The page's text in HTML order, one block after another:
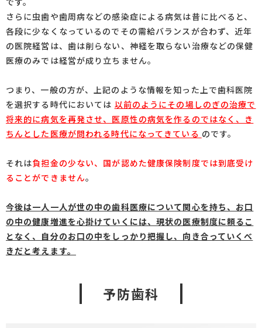
さらに虫歯や歯周病などの感染症による病気は昔に比べると、
各段に少なくなっているのでその需給バランスが合わず、近年
の医院経営は、歯は削らない、神経を取らない治療などの保健
医療のみでは経営が成り立ちません。
つまり、一般の方が、上記のような情報を知った上で歯科医院
を選択する時代においては 以前のようにその場しのぎの治療で
将来的に病気を再発させ、医原性の病気を作るのではなく、き
ちんとした医療が問われる時代になってきている のです。
それは負担金の少ない、国が認めた健康保険制度では到底受け
ることができません。
今後は一人一人が世の中の歯科医療について関心を持ち、お口
の中の健康増進を心掛けていくには、現状の医療制度に頼るこ
となく、自分のお口の中をしっかり把握し、向き合っていくべ
きだと考えます。
予防歯科